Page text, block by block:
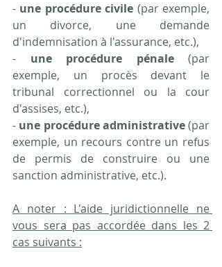
- une procédure civile (par exemple,
un divorce, une demande
d'indemnisation à l'assurance, etc.),
- une procédure pénale (par
exemple, un procès devant le
tribunal correctionnel ou la cour
d'assises, etc.),
- une procédure administrative (par
exemple, un recours contre un refus
de permis de construire ou une
sanction administrative, etc.).
A noter : L'aide juridictionnelle ne
vous sera pas accordée dans les 2
cas suivants :